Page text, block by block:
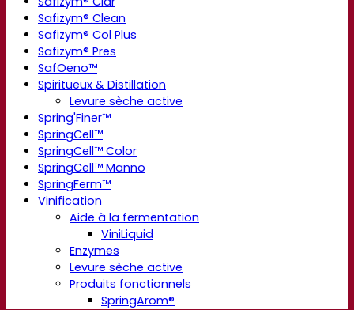
Safizym® Clean
Safizym® Col Plus
Safizym® Pres
SafOeno™
Spiritueux & Distillation
Levure sèche active
Spring'Finer™
SpringCell™
SpringCell™ Color
SpringCell™ Manno
SpringFerm™
Vinification
Aide à la fermentation
ViniLiquid
Enzymes
Levure sèche active
Produits fonctionnels
SpringArom®